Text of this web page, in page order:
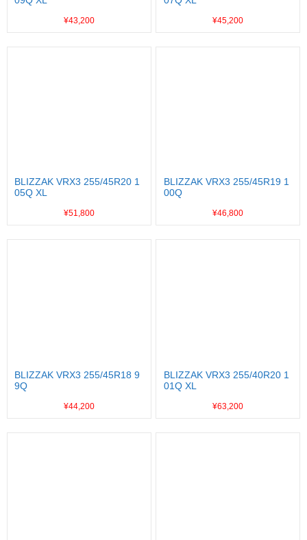
¥43,200 ¥45,200
BLIZZAK VRX3 255/45R20 1
05Q XL
¥51,800
BLIZZAK VRX3 255/45R19 1
00Q
¥46,800
BLIZZAK VRX3 255/45R18 9
9Q
¥44,200
BLIZZAK VRX3 255/40R20 1
01Q XL
¥63,200